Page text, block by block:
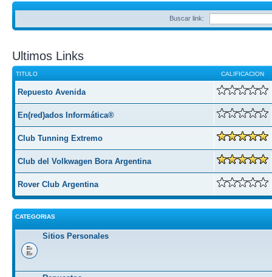
Buscar link:
Ultimos Links
TITULO CALIFICACION
Repuesto Avenida
En(red)ados Informática®
Club Tunning Extremo
Club del Volkwagen Bora Argentina
Rover Club Argentina
CATEGORIAS
Sitios Personales